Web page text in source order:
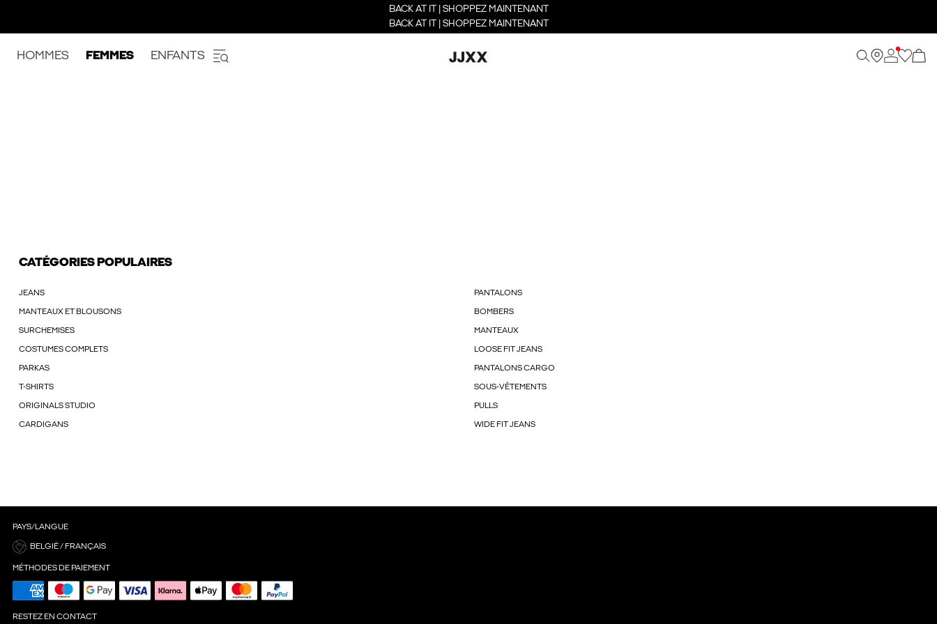
BACK AT IT | SHOPPEZ MAINTENANT
BACK AT IT | SHOPPEZ MAINTENANT
HOMMES FEMMES ENFANTS
CATÉGORIES POPULAIRES
JEANS PANTALONS
MANTEAUX ET BLOUSONS BOMBERS
SURCHEMISES MANTEAUX
COSTUMES COMPLETS LOOSE FIT JEANS
PARKAS PANTALONS CARGO
T-SHIRTS SOUS-VÊTEMENTS
ORIGINALS STUDIO PULLS
CARDIGANS WIDE FIT JEANS
PAYS/LANGUE
BELGIË / FRANÇAIS
MÉTHODES DE PAIEMENT
RESTEZ EN CONTACT